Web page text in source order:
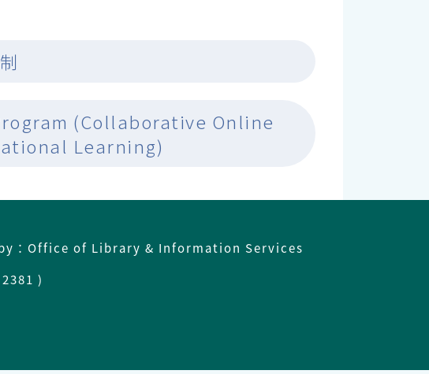
(Collaborative Online
Learning)
：Office of Library & Information Services
)